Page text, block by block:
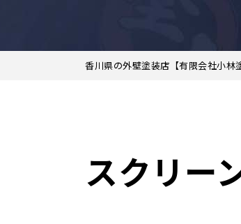
香川県の外壁塗装店【有限会社小林
スクリー